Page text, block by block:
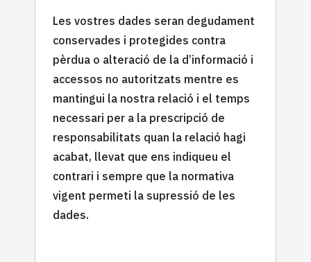
Les vostres dades seran degudament
conservades i protegides contra
pèrdua o alteració de la d’informació i
accessos no autoritzats mentre es
mantingui la nostra relació i el temps
necessari per a la prescripció de
responsabilitats quan la relació hagi
acabat, llevat que ens indiqueu el
contrari i sempre que la normativa
vigent permeti la supressió de les
dades.